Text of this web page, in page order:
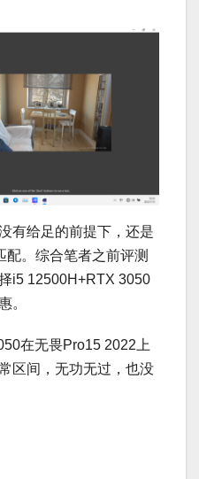
有给足的前提下，还是
。综合笔者之前评测
i5 12500H+RTX 3050
。
在无畏Pro15 2022上
区间，无功无过，也没